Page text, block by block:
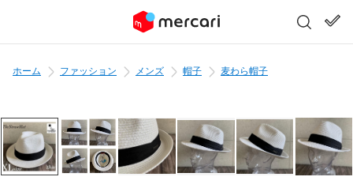
ホーム ファッション メンズ 帽子 麦わら帽子